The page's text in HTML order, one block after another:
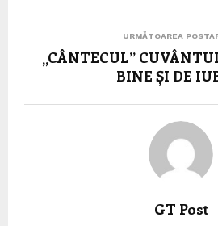
URMĂTOAREA
„CÂNTECUL”
BINE ȘI DE
GT Post